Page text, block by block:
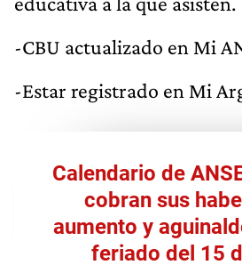
-CBU actualizado en Mi
-Estar registrado en Mi
Calendario de
cobran sus
aumento y
feriado del 15